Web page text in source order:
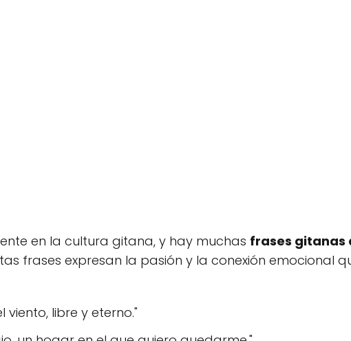
en la cultura gitana, y hay muchas frases gitanas
frases expresan la pasión y la conexión emocional
libre y eterno."